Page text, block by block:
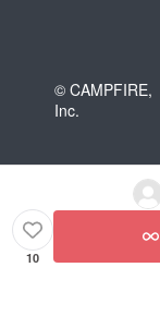
© CAMPFIRE,
Inc.
10